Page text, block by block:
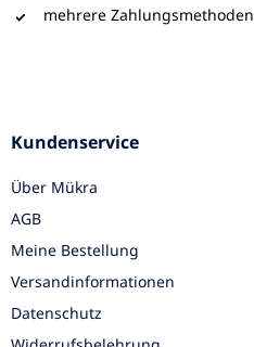
mehrere Zahlungsmethoden
Kundenservice
Über Mükra
AGB
Meine Bestellung
Versandinformationen
Datenschutz